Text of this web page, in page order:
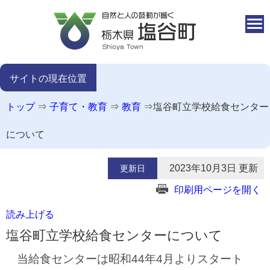
サイトの現在位置
トップ⇒ 子育て・教育 ⇒ 教育 ⇒塩谷町立学校給食センター
について
更新日 2023年10月3日 更新
印刷用ページを開く
読み上げる
塩谷町立学校給食センターについて
当給食センターは昭和44年4月よりスタート